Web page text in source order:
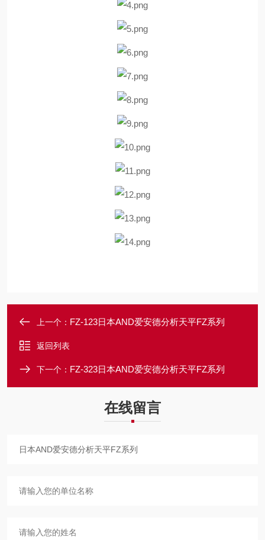
上一个： FZ-123日本AND爱安德分析天平FZ系列
返回列表
下一个： FZ-323日本AND爱安德分析天平FZ系列
在线留言